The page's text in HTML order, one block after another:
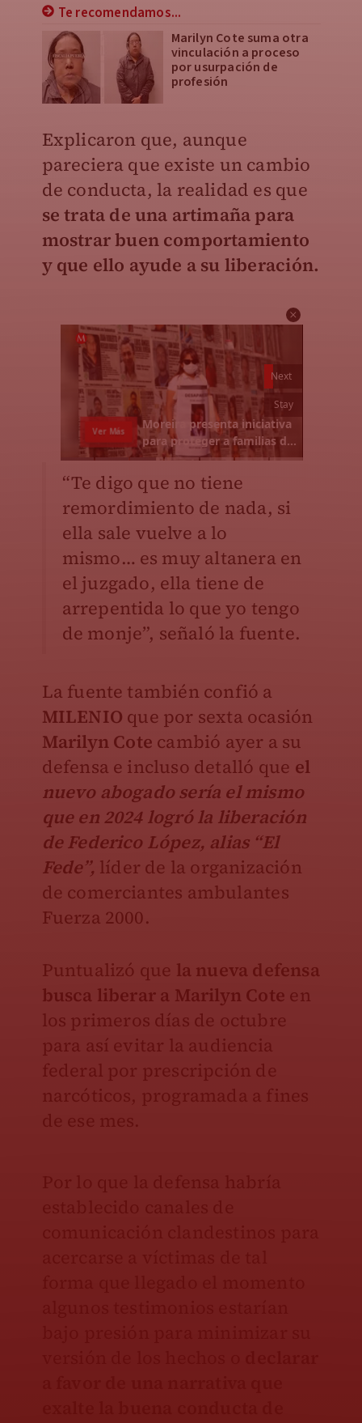
Te recomendamos...
Marilyn Cote suma otra
vinculación a proceso
por usurpación de
profesión
Explicaron que, aunque
pareciera que existe un cambio
de conducta, la realidad es que
se trata de una artimaña para
mostrar buen comportamiento
y que ello ayude a su liberación.
“Te digo que no tiene
remordimiento de nada, si
ella sale vuelve a lo
mismo… es muy altanera en
el juzgado, ella tiene de
arrepentida lo que yo tengo
de monje”, señaló la fuente.
La fuente también confió a
MILENIO que por sexta ocasión
Marilyn Cote cambió ayer a su
defensa e incluso detalló que el
nuevo abogado sería el mismo
que en 2024 logró la liberación
de Federico López, alias “El
Fede”, líder de la organización
de comerciantes ambulantes
Fuerza 2000.
Puntualizó que la nueva defensa
busca liberar a Marilyn Cote en
los primeros días de octubre
para así evitar la audiencia
federal por prescripción de
narcóticos, programada a fines